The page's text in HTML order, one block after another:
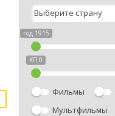
год 1915
КП 0
Фильмы
Мультфильмы